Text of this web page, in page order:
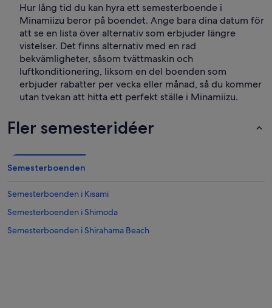
Hur lång tid du kan hyra ett semesterboende i
Minamiizu beror på boendet. Ange bara dina datum för
att se en lista över alternativ som erbjuder längre
vistelser. Det finns alternativ med en rad
bekvämligheter, såsom tvättmaskin och
luftkonditionering, liksom en del boenden som
erbjuder rabatter per vecka eller månad, så du kommer
utan tvekan att hitta ett perfekt ställe i Minamiizu.
Fler semesteridéer
Semesterboenden
Semesterboenden i Kisami
Semesterboenden i Shimoda
Semesterboenden i Shirahama Beach